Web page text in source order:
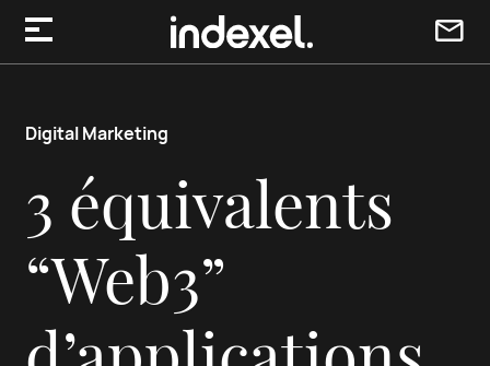
Aller au contenu
Digital Marketing
3 équivalents
“Web3”